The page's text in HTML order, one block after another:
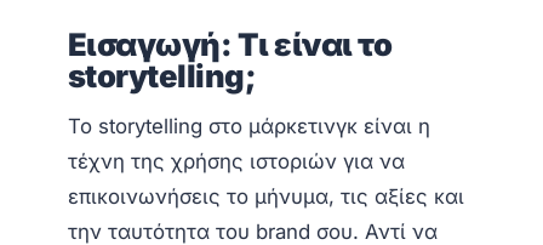
Εισαγωγή: Τι είναι το
storytelling;
Το storytelling στο μάρκετινγκ είναι η
τέχνη της χρήσης ιστοριών για να
επικοινωνήσεις το μήνυμα, τις αξίες και
την ταυτότητα του brand σου. Αντί να